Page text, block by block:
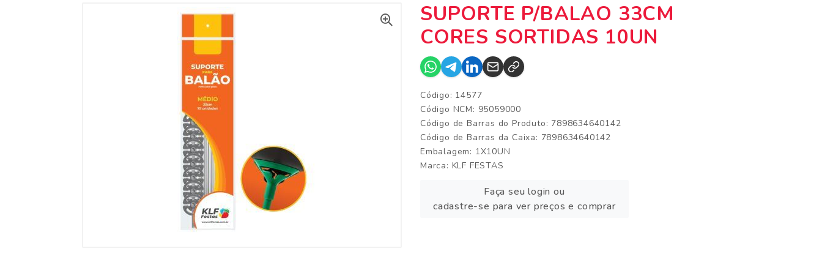
SUPORTE P/BALAO 33CM
CORES SORTIDAS 10UN
Código: 14577
Código NCM: 95059000
Código de Barras do Produto: 7898634640142
Código de Barras da Caixa: 7898634640142
Embalagem: 1X10UN
Marca: KLF FESTAS
Faça seu login ou
cadastre-se para ver preços e comprar